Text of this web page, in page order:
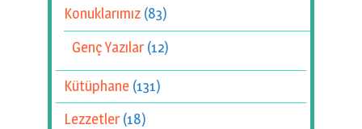
Konuklarımız (83)
Genç Yazılar(12)
Kütüphane (131)
Lezzetler(18)